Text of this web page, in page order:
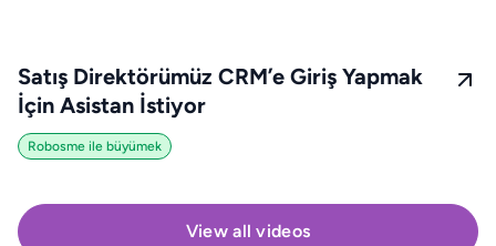
Satış Direktörümüz CRM’e Giriş Yapmak
İçin Asistan İstiyor
Robosme ile büyümek
View all videos